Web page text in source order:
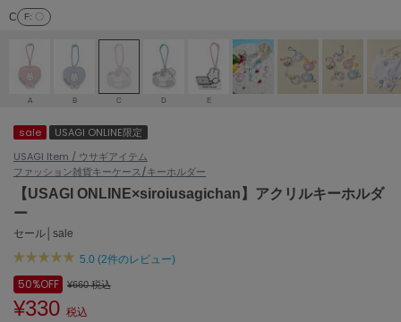
/ランジェリー (127)
ェア (121)
(124)
AMOMMA
ánuans
アニュアンス
ànuke
アンヌーク
ASICS
アシックス
Ballelite
バレリット
BANDOLIER
C F: 〇
A B C D E
sale
USAGI ONLINE限定
USAGI Item / ウサギアイテム
ファッション雑貨キーケース/キーホルダー
【USAGI ONLINE×siroiusagichan】アクリルキーホルダ
ー
セール│sale
5.0 (2件のレビュー)
50%OFF ¥660税込
¥330 税込